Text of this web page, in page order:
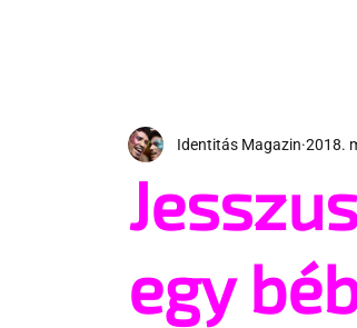
egy
Identitás Magazin 2018.